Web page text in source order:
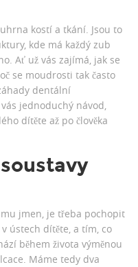
kostí a tkání. Jsou to
kde má každý zub
Ať už vás zajímá, jak se
se moudrosti tak často
dentální
jednoduchý návod,
dítěte až po člověka
jmen, je třeba pochopit
ústech dítěte, a tím, co
během života výměnou
Máme tedy dva